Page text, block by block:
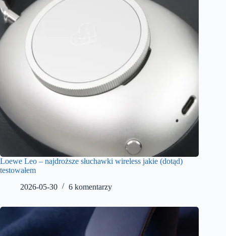
Loewe Leo – najdroższe słuchawki wireless jakie (dotąd)
testowałem
2026-05-30
6 komentarzy